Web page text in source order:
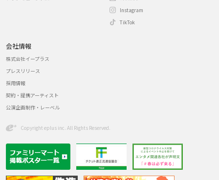
Instagram
TikTok
会社情報
株式会社イープラス
プレスリリース
採用情報
契約・提携アーティスト
公演企画制作・レーベル
Copyright eplus inc. All Rights Reserved.